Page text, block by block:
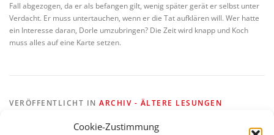
Cookie-Zustimmung
Fall abgezogen, da er als befangen gilt, wenig später gerät er selbst unter
Verdacht. Er muss untertauchen, wenn er die Tat aufklären will. Wer hatte
ein Interesse daran, Dorle umzubringen? Die Zeit wird knapp und Koch
muss alles auf eine Karte setzen.
VERÖFFENTLICHT IN ARCHIV - ÄLTERE LESUNGEN